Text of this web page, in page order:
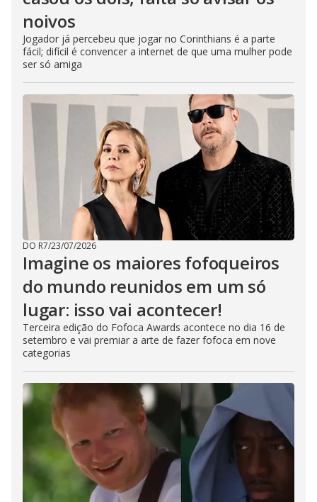
noivos
Jogador já percebeu que jogar no Corinthians é a parte
fácil; difícil é convencer a internet de que uma mulher pode
ser só amiga
DO R7/23/07/2026
Imagine os maiores fofoqueiros
do mundo reunidos em um só
lugar: isso vai acontecer!
Terceira edição do Fofoca Awards acontece no dia 16 de
setembro e vai premiar a arte de fazer fofoca em nove
categorias